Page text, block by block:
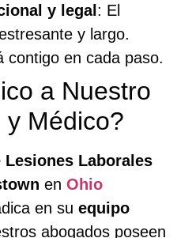
y legal: El
y largo.
contigo en cada paso.
a Nuestro
y Médico?
Lesiones Laborales
en Ohio
en su equipo
abogados poseen